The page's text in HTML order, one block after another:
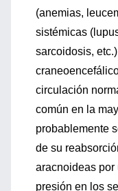
(anemias,
sistémicas
sarcoidosis,
circulación
común en la
probablemente
de su
aracnoideas por
presión en los